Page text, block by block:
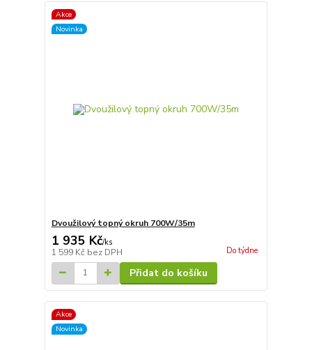
Akce
Novinka
Dvoužilový topný okruh 700W/35m
1 935 Kč/ks
1 599 Kč bez DPH Do týdne
Přidat do košíku
Akce
Novinka